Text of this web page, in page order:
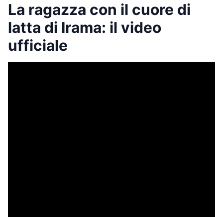
La ragazza con il cuore di
latta di Irama: il video
ufficiale